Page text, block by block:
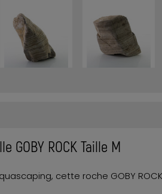
GOBY ROCK Taille M
cette roche GOBY